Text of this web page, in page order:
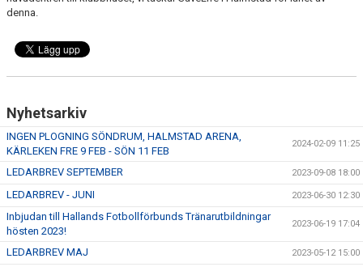
denna.
Nyhetsarkiv
INGEN PLOGNING SÖNDRUM, HALMSTAD ARENA,
KÄRLEKEN FRE 9 FEB - SÖN 11 FEB
2024-02-09 11:25
LEDARBREV SEPTEMBER 2023-09-08 18:00
LEDARBREV - JUNI 2023-06-30 12:30
Inbjudan till Hallands Fotbollförbunds Tränarutbildningar
hösten 2023!
2023-06-19 17:04
LEDARBREV MAJ 2023-05-12 15:00